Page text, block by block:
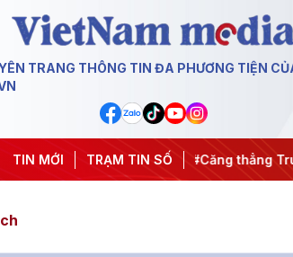
TRANG THÔNG TIN ĐA PHƯƠNG TIỆN
TIN MỚI TRẠM TIN SỐ
thác IUU #Căng thẳng Trung Đông